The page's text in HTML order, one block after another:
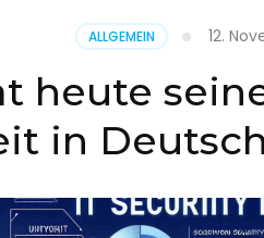
Benutzer
aus
erstellen
ALLGEMEIN 12.
heute
in